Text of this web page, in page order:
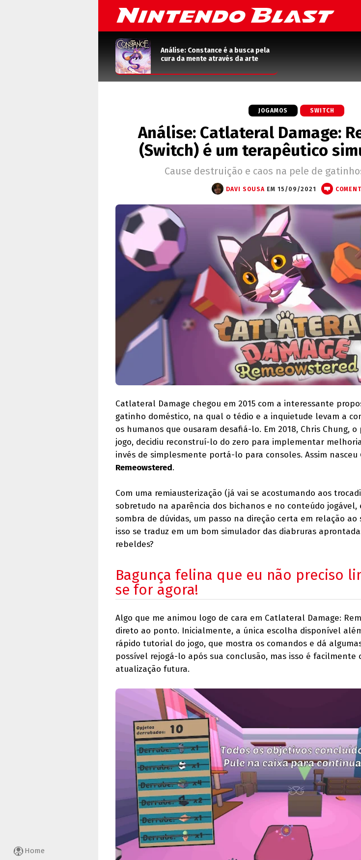
Home
Análise: Constance é a busca pela
cura da mente através da arte
JOGAMOS SWITCH
Análise: Catlateral Damage:
(Switch) é um terapêutico
Cause destruição e caos na pele de
DAVI SOUSA EM 15/09/2021
Catlateral Damage chegou em 2015 com a interessante
gatinho doméstico, na qual o tédio e a inquietude levam a
os humanos que ousaram desafiá-lo. Em 2018, Chris Chung,
jogo, decidiu reconstruí-lo do zero para implementar
invés de simplesmente portá-lo para consoles. Assim nasceu
Remeowstered.
Com uma remiausterização (já vai se acostumando aos
sobretudo na aparência dos bichanos e no conteúdo jogável,
sombra de dúvidas, um passo na direção certa em relação ao
isso se traduz em um bom simulador das diabruras
rebeldes?
Bagunça felina que eu não preciso
se for agora!
Algo que me animou logo de cara em Catlateral Damage:
direto ao ponto. Inicialmente, a única escolha disponível
rápido tutorial do jogo, que mostra os comandos e dá
possível rejogá-lo após sua conclusão, mas isso é facilmente
atualização futura.